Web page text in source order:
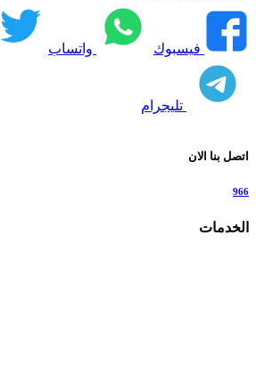
فيسبوك واتساب
تليجرام
اتصل بنا الان
966
الخدمات